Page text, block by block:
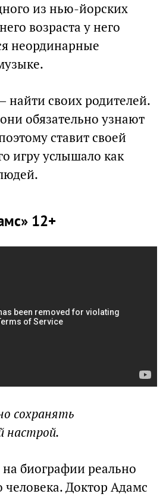
из нью-йорских
возраста у него
неординарные
найти своих родителей.
обязательно узнают
ставит своей
игру услышало как
12+
сохранять
настрой.
биографии реально
Доктор Адамс